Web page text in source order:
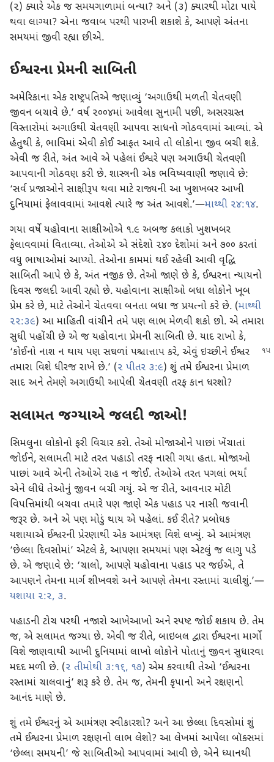
(૨) ક્યારે એક જ સમયગાળામાં બન્યા? અને (૩) ક્યારથી મોટા પાયે
થવા લાગ્યા? એના જવાબ પરથી પારખી શકાશે કે, આપણે અંતના
સમયમાં જીવી રહ્યા છીએ.
ઈશ્વરના પ્રેમની સાબિતી
અમેરિકાના એક રાષ્ટ્રપતિએ જણાવ્યું ‘અગાઉથી મળતી ચેતવણી
જીવન બચાવે છે.’ વર્ષ ૨૦૦૪માં આવેલા સુનામી પછી, અસરગ્રસ્ત
વિસ્તારોમાં અગાઉથી ચેતવણી આપવા સાધનો ગોઠવવામાં આવ્યાં. એ
હેતુથી કે, ભાવિમાં એવી કોઈ આફત આવે તો લોકોના જીવ બચી શકે.
એવી જ રીતે, અંત આવે એ પહેલાં ઈશ્વરે પણ અગાઉથી ચેતવણી
આપવાની ગોઠવણ કરી છે. શાસ્ત્રની એક ભવિષ્યવાણી જણાવે છે:
‘સર્વ પ્રજાઓને સાક્ષીરૂપ થવા માટે રાજ્યની આ ખુશખબર આખી
દુનિયામાં ફેલાવવામાં આવશે ત્યારે જ અંત આવશે.’—માથ્થી ૨૪:૧૪.
ગયા વર્ષે યહોવાના સાક્ષીઓએ ૧.૯ અબજ કલાકો ખુશખબર
ફેલાવવામાં વિતાવ્યા. તેઓએ એ સંદેશો ૨૪૦ દેશોમાં અને ૭૦૦ કરતાં
વધુ ભાષાઓમાં આપ્યો. તેઓના કામમાં થઈ રહેલી આવી વૃદ્ધિ
સાબિતી આપે છે કે, અંત નજીક છે. તેઓ જાણે છે કે, ઈશ્વરના ન્યાયનો
દિવસ જલદી આવી રહ્યો છે. યહોવાના સાક્ષીઓ બધા લોકોને ખૂબ
પ્રેમ કરે છે, માટે તેઓને ચેતવવા બનતા બધા જ પ્રયત્નો કરે છે. (માથ્થી
૨૨:૩૯) આ માહિતી વાંચીને તમે પણ લાભ મેળવી શકો છો. એ તમારા
સુધી પહોંચી છે એ જ યહોવાના પ્રેમની સાબિતી છે. યાદ રાખો કે,
‘કોઈનો નાશ ન થાય પણ સઘળાં પશ્ચાત્તાપ કરે, એવું ઇચ્છીને ઈશ્વર
તમારા વિશે ધીરજ રાખે છે.’ (૨ પીતર ૩:૯) શું તમે ઈશ્વરના પ્રેમાળ
સાદ અને તેમણે અગાઉથી આપેલી ચેતવણી તરફ કાન ધરશો?
સલામત જગ્યાએ જલદી જાઓ!
સિમલુના લોકોનો ફરી વિચાર કરો. તેઓ મોજાઓને પાછાં ખેંચાતાં
જોઈને, સલામતી માટે તરત પહાડો તરફ નાસી ગયા હતા. મોજાઓ
પાછાં આવે એની તેઓએ રાહ ન જોઈ. તેઓએ તરત પગલાં ભર્યાં
એને લીધે તેઓનું જીવન બચી ગયું. એ જ રીતે, આવનાર મોટી
વિપત્તિમાંથી બચવા તમારે પણ જાણે એક પહાડ પર નાસી જવાની
જરૂર છે. અને એ પણ મોડું થાય એ પહેલાં. કઈ રીતે? પ્રબોધક
યશાયાએ ઈશ્વરની પ્રેરણાથી એક આમંત્રણ વિશે લખ્યું. એ આમંત્રણ
‘છેલ્લા દિવસોમાં’ એટલે કે, આપણા સમયમાં પણ એટલું જ લાગુ પડે
છે. એ જણાવે છે: ‘ચાલો, આપણે યહોવાના પહાડ પર જઈએ, તે
આપણને તેમના માર્ગ શીખવશે અને આપણે તેમના રસ્તામાં ચાલીશું.’—
યશાયા ૨:૨, ૩.
પહાડની ટોચ પરથી નજારો આખેઆખો અને સ્પષ્ટ જોઈ શકાય છે. તેમ
જ, એ સલામત જગ્યા છે. એવી જ રીતે, બાઇબલ દ્વારા ઈશ્વરના માર્ગો
વિશે જાણવાથી આખી દુનિયામાં લાખો લોકોને પોતાનું જીવન સુધારવા
મદદ મળી છે. (૨ તીમોથી ૩:૧૬, ૧૭) એમ કરવાથી તેઓ ‘ઈશ્વરના
રસ્તામાં ચાલવાનું’ શરૂ કરે છે. તેમ જ, તેમની કૃપાનો અને રક્ષણનો
આનંદ માણે છે.
શું તમે ઈશ્વરનું એ આમંત્રણ સ્વીકારશો? અને આ છેલ્લા દિવસોમાં શું
તમે ઈશ્વરના પ્રેમાળ રક્ષણનો લાભ લેશો? આ લેખમાં આપેલા બૉક્સમાં
‘છેલ્લા સમયની’ જે સાબિતીઓ આપવામાં આવી છે, એને ધ્યાનથી